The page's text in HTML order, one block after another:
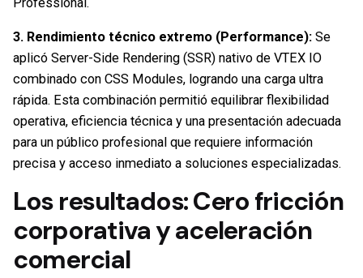
3. Rendimiento técnico extremo (Performance): Se
aplicó Server-Side Rendering (SSR) nativo de VTEX IO
combinado con CSS Modules, logrando una carga ultra
rápida. Esta combinación permitió equilibrar flexibilidad
operativa, eficiencia técnica y una presentación adecuada
para un público profesional que requiere información
precisa y acceso inmediato a soluciones especializadas.
Los resultados: Cero fricción
corporativa y aceleración
comercial